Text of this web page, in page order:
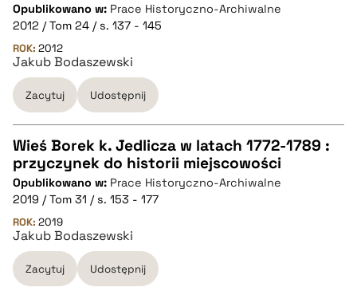
pobierz cytat
BIBTEX
pobierz cytat
Opublikowano w: Prace Historyczno-Archiwalne
2012 / Tom 24 / s. 137 - 145
ROK: 2012
Jakub Bodaszewski
Zacytuj Udostępnij
CZYSTY TEKST
pobierz cytat
BIBTEX
Wieś Borek k. Jedlicza w latach 1772-1789 :
przyczynek do historii miejscowości
Opublikowano w: Prace Historyczno-Archiwalne
2019 / Tom 31 / s. 153 - 177
ROK: 2019
Jakub Bodaszewski
Zacytuj Udostępnij